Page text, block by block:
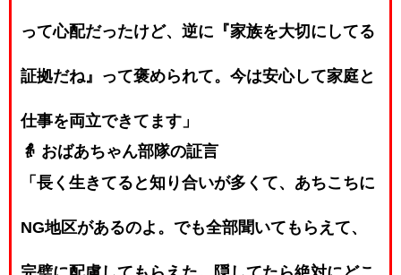
って心配だったけど、逆に『家族を大切にしてる
証拠だね』って褒められて。今は安心して家庭と
仕事を両立できてます」
👵 おばあちゃん部隊の証言
「長く生きてると知り合いが多くて、あちこちに
NG地区があるのよ。でも全部聞いてもらえて、